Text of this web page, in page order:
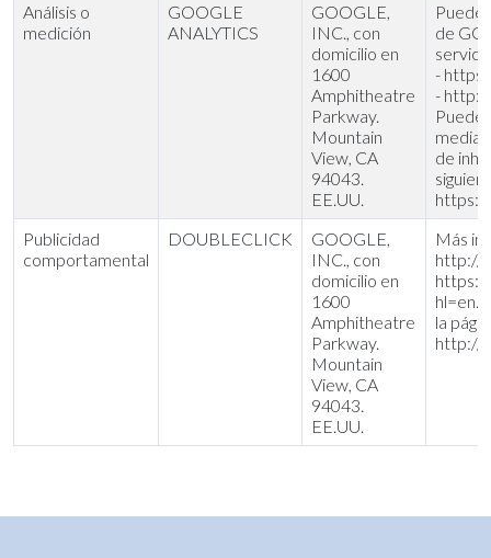
Análisis o
medición
GOOGLE
ANALYTICS
GOOGLE,
INC., con
domicilio en
1600
Amphitheatre
Parkway.
Mountain
View, CA
94043.
EE.UU.
Puede
de
-
-
Puede
de
Publicidad
comportamental
DOUBLECLICK
GOOGLE,
INC., con
domicilio en
1600
Amphitheatre
Parkway.
Mountain
View, CA
94043.
EE.UU.
Más
http://
hl=en.
la
http://